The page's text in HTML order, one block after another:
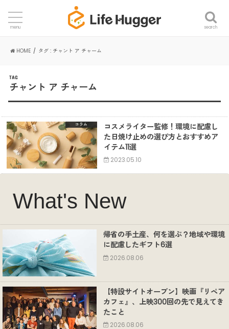
search
menu
HOME タグ : チャント ア チャーム
TAG
チャント ア チャーム
コラム
コスメライター監修！環境に配慮し
た日焼け止めの選び方とおすすめア
イテム11選
2023.05.10
What's New
帰省の手土産、何を選ぶ？地域や環境
に配慮したギフト6選
2026.08.06
【特設サイトオープン】映画『リペア
カフェ』、上映300回の先で見えてき
たこと
2026.08.06